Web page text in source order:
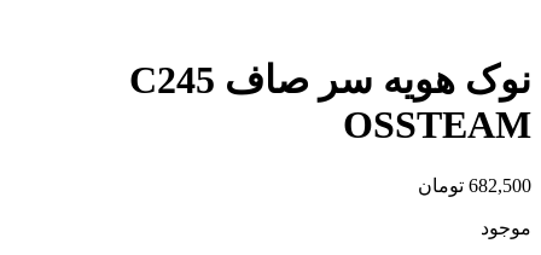
نوک هویه سر صاف C245
OSSTEAM
682,500 تومان
موجود